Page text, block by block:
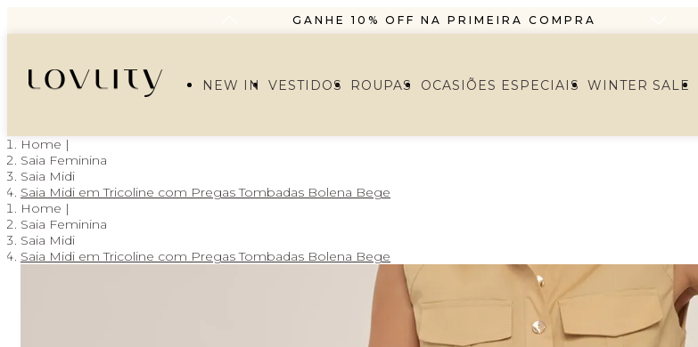
GANHE 10% OFF NA PRIMEIRA COMPRA
NEW IN VESTIDOS ROUPAS OCASIÕES ESPECIAIS WINTER SALE
Saia Feminina
Saia Midi
Saia Midi em Tricoline com Pregas Tombadas Bolena Bege
Saia Feminina
Saia Midi
Saia Midi em Tricoline com Pregas Tombadas Bolena Bege